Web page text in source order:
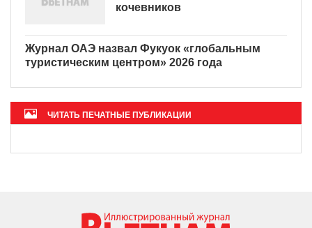
Вьетнам - идеальное
направление для цифровых